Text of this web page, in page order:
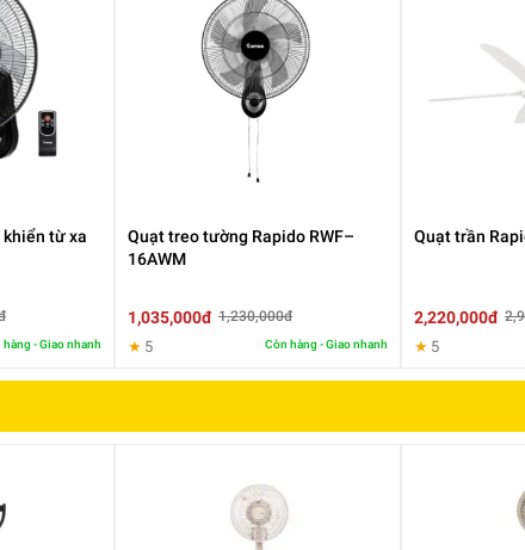
khoảng thời gian cài đặt sẵn. Điều này rất hữu ích khi sử dụng
gian hẹn giờ chỉ bằng vài thao tác đơn giản trên bảng điều
từ xa
hàng - Giao nhanh
Quạt treo tường Rapido RWF–
16AWM
1,035,000đ 1,230,000đ
★ 5 Còn hàng - Giao nhanh
Quạt trần
2,220,000đ
★ 5